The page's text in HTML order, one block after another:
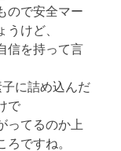
ので安全マー
うけど、
信を持って言
に詰め込んだ
で
ってるのか上
ですね。